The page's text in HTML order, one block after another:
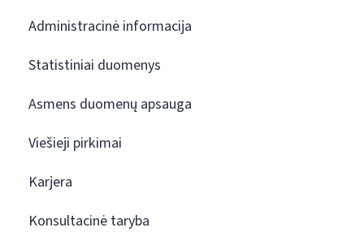
Administracinė informacija
Statistiniai duomenys
Asmens duomenų apsauga
Viešieji pirkimai
Karjera
Konsultacinė taryba